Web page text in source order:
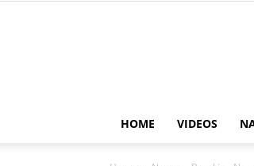
HOME VIDEOS